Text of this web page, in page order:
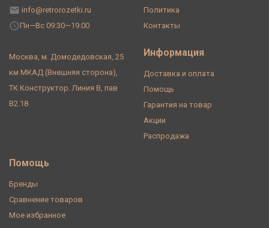
info@retrorozetki.ru
Пн—Вс 09:30—19:00
Москва, м. Домодедовская, 25
км МКАД (Внешняя сторона),
ТК Конструктор. Линия В, пав
В2.18
Политика
Контакты
Информация
Доставка и оплата
Помощь
Гарантия на товар
Акции
Распродажа
Помощь
Бренды
Сравнение товаров
Мое избранное